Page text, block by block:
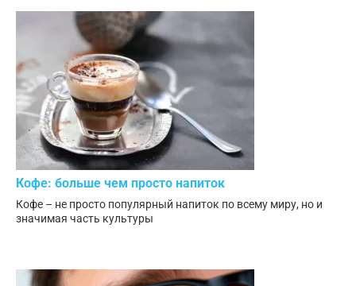
Кофе: больше чем просто напиток
Кофе – не просто популярный напиток по всему миру, но и
значимая часть культуры